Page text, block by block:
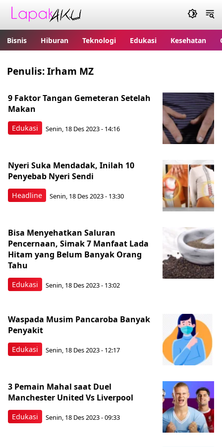
Bisnis Hiburan Teknologi Edukasi Kesehatan
Penulis:Irham MZ
Edukasi
9 Faktor Tangan Gemeteran Setelah
Makan
Senin, 18 Des 2023 - 14:16
Headline
Nyeri Suka Mendadak, Inilah 10
Penyebab Nyeri Sendi
Senin, 18 Des 2023 - 13:30
Edukasi
Bisa Menyehatkan Saluran
Pencernaan, Simak 7 Manfaat Lada
Hitam yang Belum Banyak Orang
Tahu
Senin, 18 Des 2023 - 13:02
Edukasi
Waspada Musim Pancaroba Banyak
Penyakit
Senin, 18 Des 2023 - 12:17
Edukasi
3 Pemain Mahal saat Duel
Manchester United Vs Liverpool
Senin, 18 Des 2023 - 09:33